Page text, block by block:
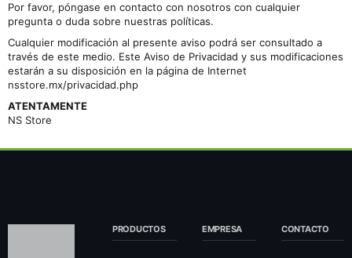
Por favor, póngase en contacto con nosotros con cualquier
pregunta o duda sobre nuestras políticas.
Cualquier modificación al presente aviso podrá ser consultado a
través de este medio. Este Aviso de Privacidad y sus modificaciones
estarán a su disposición en la página de Internet
nsstore.mx/privacidad.php
ATENTAMENTE
NS Store
PRODUCTOS EMPRESA CONTACTO